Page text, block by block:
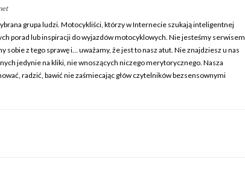
grupa ludzi. Motocykliści, którzy w Internecie szukają inteligentnej
porad lub inspiracji do wyjazdów motocyklowych. Nie jesteśmy serwisem
sobie z tego sprawę i… uważamy, że jest to nasz atut. Nie znajdziesz u nas
jedynie na kliki, nie wnoszących niczego merytorycznego. Nasza
radzić, bawić nie zaśmiecając głów czytelników bezsensownymi